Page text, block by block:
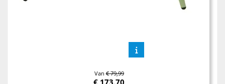
Van€ 79,99
€ 173,70